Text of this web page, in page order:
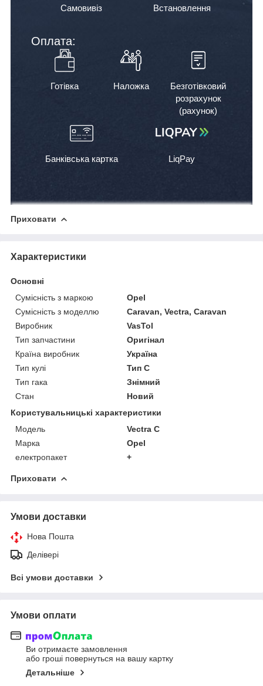
Самовивіз Встановлення
Оплата:
Готівка Наложка
Безготівковий
розрахунок
(рахунок)
Банківська картка LiqPay
Приховати
Характеристики
Основні
Сумісність з маркою
Opel
Сумісність з моделлю
Caravan, Vectra, Caravan
Виробник
VasTol
Тип запчастини
Оригінал
Країна виробник
Україна
Тип кулі
Тип C
Тип гака
Знімний
Стан
Новий
Користувальницькі характеристики
Модель
Vectra C
Марка
Opel
електропакет
+
Приховати
Умови доставки
Нова Пошта
Делівері
Всі умови доставки
Умови оплати
Ви отримаєте замовлення
або гроші повернуться на вашу картку
Детальніше